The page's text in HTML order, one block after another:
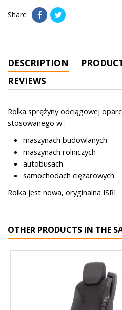
Share
DESCRIPTION
REVIEWS
Rolka sprężyny odciągowej
stosowanego w :
maszynach budowlanych
maszynach rolniczych
autobusach
samochodach ciężarowych
Rolka jest nowa, oryginalna ISRI
OTHER PRODUCTS IN THE